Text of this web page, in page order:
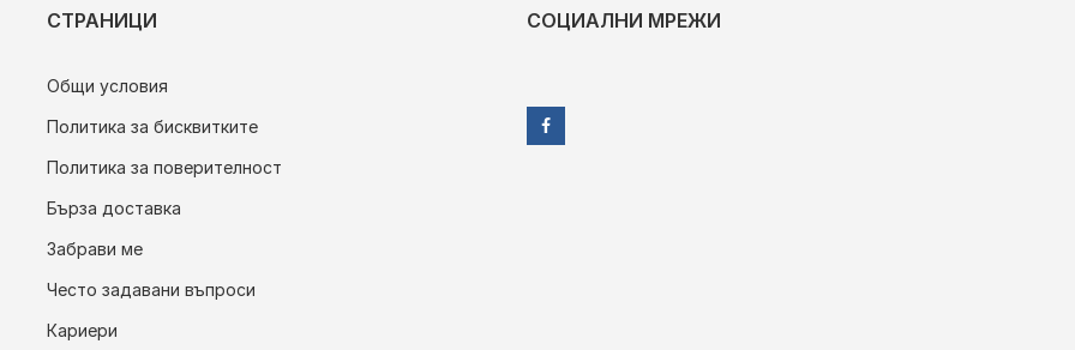
СТРАНИЦИ
Общи условия
Политика за бисквитките
Политика за поверителност
Бърза доставка
Забрави ме
Често задавани въпроси
Кариери
СОЦИАЛНИ МРЕЖИ